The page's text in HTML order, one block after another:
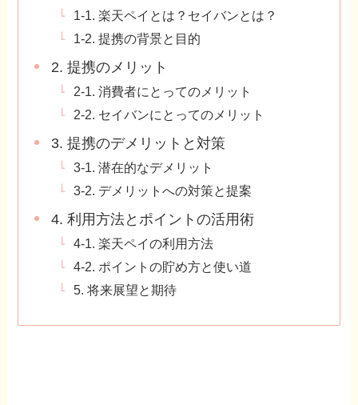
1-1. 楽天ペイとは？セイバンとは？
1-2. 提携の背景と目的
2. 提携のメリット
2-1. 消費者にとってのメリット
2-2. セイバンにとってのメリット
3. 提携のデメリットと対策
3-1. 潜在的なデメリット
3-2. デメリットへの対策と提案
4. 利用方法とポイントの活用術
4-1. 楽天ペイの利用方法
4-2. ポイントの貯め方と使い道
5. 将来展望と期待